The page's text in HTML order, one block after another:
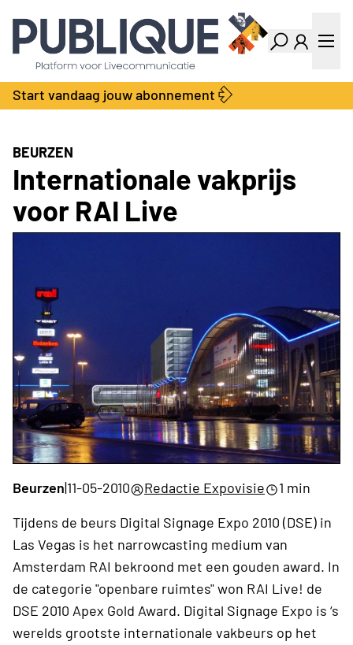
Industry Dashboard
Vacatures
Kalender
Producten
Bedrijvengids
Locatie Finder
Contact
Over ons
Adverteren
Abonnementen
Start vandaag jouw abonnement
BEURZEN
Internationale vakprijs
voor RAI Live
Beurzen|11-05-2010 Redactie Expovisie
1 min
Tijdens de beurs Digital Signage Expo 2010 (DSE) in
Las Vegas is het narrowcasting medium van
Amsterdam RAI bekroond met een gouden award. In
de categorie "openbare ruimtes" won RAI Live! de
DSE 2010 Apex Gold Award. Digital Signage Expo is ‘s
werelds grootste internationale vakbeurs op het